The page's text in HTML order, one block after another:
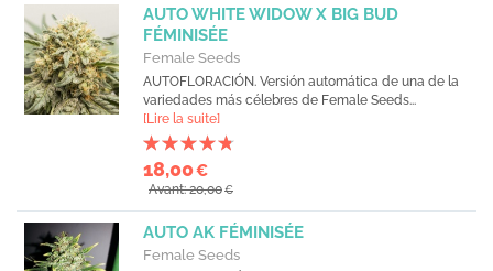
AUTO WHITE WIDOW X BIG BUD
FÉMINISÉE
Female Seeds
AUTOFLORACIÓN. Versión automática de una de la
variedades más célebres de Female Seeds...
[Lire la suite]
18,00€
Avant: 20,00€
AUTO AK FÉMINISÉE
Female Seeds